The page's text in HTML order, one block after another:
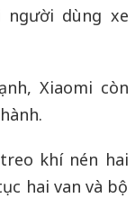
người dùng xe
Xiaomi còn
khí nén hai
hai van và bộ